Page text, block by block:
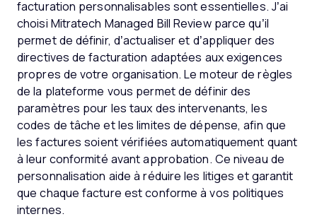
facturation personnalisables sont essentielles. J’ai
choisi Mitratech Managed Bill Review parce qu’il
permet de définir, d’actualiser et d’appliquer des
directives de facturation adaptées aux exigences
propres de votre organisation. Le moteur de règles
de la plateforme vous permet de définir des
paramètres pour les taux des intervenants, les
codes de tâche et les limites de dépense, afin que
les factures soient vérifiées automatiquement quant
à leur conformité avant approbation. Ce niveau de
personnalisation aide à réduire les litiges et garantit
que chaque facture est conforme à vos politiques
internes.